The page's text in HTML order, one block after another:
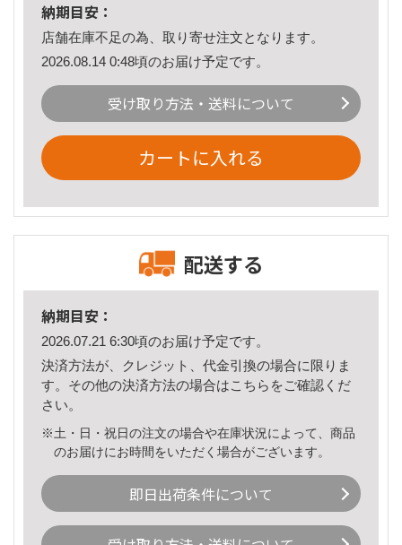
納期目安：
店舗在庫不足の為、取り寄せ注文となります。
2026.08.14 0:48頃のお届け予定です。
受け取り方法・送料について
カートに入れる
配送する
納期目安：
2026.07.21 6:30頃のお届け予定です。
決済方法が、クレジット、代金引換の場合に限りま
す。その他の決済方法の場合はこちら をご確認くだ
さい。
※土・日・祝日の注文の場合や在庫状況によって、商品
のお届けにお時間をいただく場合がございます。
即日出荷条件について